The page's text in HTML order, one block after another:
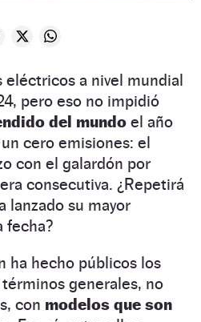
eléctricos a nivel mundial
pero eso no impidió
del mundo el año
cero emisiones: el
con el galardón por
consecutiva. ¿Repetirá
lanzado su mayor
fecha?
ha hecho públicos los
generales, no
con modelos que son